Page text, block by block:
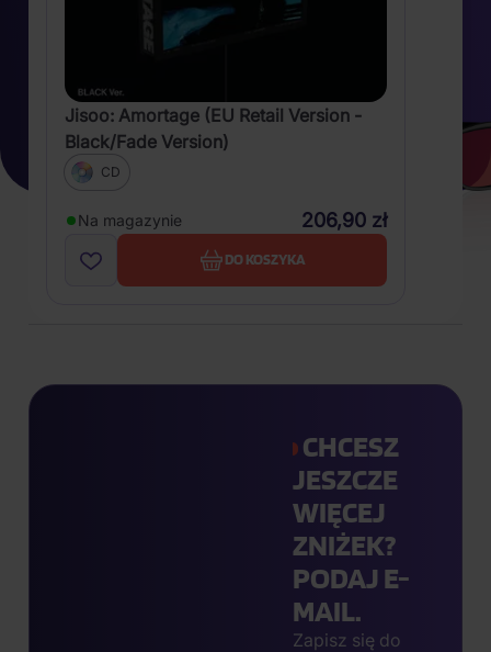
Jisoo: Amortage (EU Retail Version -
Black/Fade Version)
CD
Na magazynie 206,90 zł
DO KOSZYKA
CHCESZ
JESZCZE
WIĘCEJ
ZNIŻEK?
PODAJ E-
MAIL.
Zapisz się do